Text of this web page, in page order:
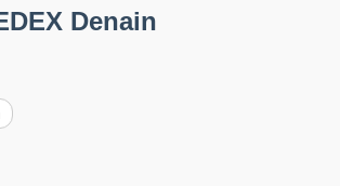
Denain